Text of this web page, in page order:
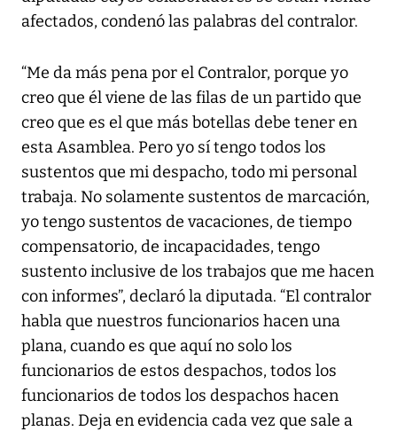
afectados, condenó las palabras del contralor.
“Me da más pena por el Contralor, porque yo
creo que él viene de las filas de un partido que
creo que es el que más botellas debe tener en
esta Asamblea. Pero yo sí tengo todos los
sustentos que mi despacho, todo mi personal
trabaja. No solamente sustentos de marcación,
yo tengo sustentos de vacaciones, de tiempo
compensatorio, de incapacidades, tengo
sustento inclusive de los trabajos que me hacen
con informes”, declaró la diputada. “El contralor
habla que nuestros funcionarios hacen una
plana, cuando es que aquí no solo los
funcionarios de estos despachos, todos los
funcionarios de todos los despachos hacen
planas. Deja en evidencia cada vez que sale a